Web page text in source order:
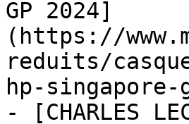
GP 2024]
(https://
reduits/
hp-singapore-
- [CHARLES